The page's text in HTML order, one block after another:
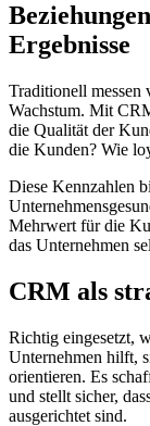
Ergebnisse
Traditionell messen
Wachstum. Mit
die Qualität der
die Kunden? Wie
Diese Kennzahlen
Mehrwert für die
das Unternehmen
CRM als
Richtig eingesetzt,
Unternehmen hilft,
orientieren. Es
und stellt sicher,
ausgerichtet sind.